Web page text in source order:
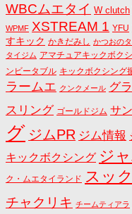
WBCムエタイ W clutch
WPMF XSTREAM 1 YFU
すキック かきだみし かつおの
タイジム アマチュアキックボク
ンビータブル キックボクシング
ラームエ クンクメール グ
スリング ゴールドジム サ
グ ジムPR ジム情報
キックボクシング ジ
ク・ムエタイランド スッ
チャクリキ チームティアラ